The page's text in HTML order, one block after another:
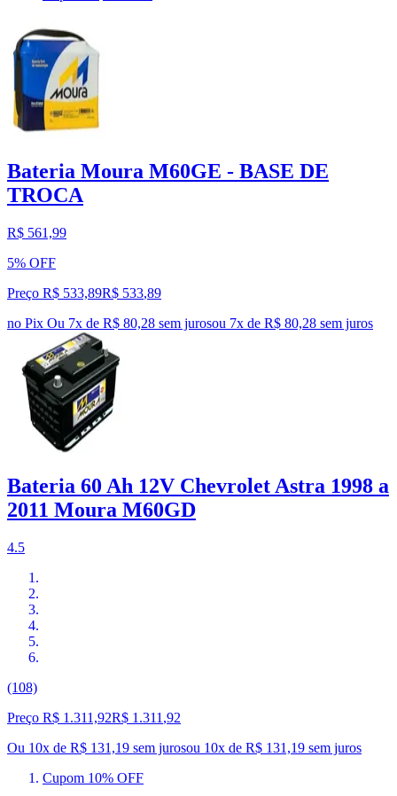
Bateria Moura M60GE - BASE DE
TROCA
R$ 561,99
5% OFF
Preço R$ 533,89R$ 533,89
no Pix Ou 7x de R$ 80,28 sem jurosou 7x de R$ 80,28 sem juros
Bateria 60 Ah 12V Chevrolet Astra 1998 a
2011 Moura M60GD
4.5
(108)
Preço R$ 1.311,92R$ 1.311 ,92
Ou 10x de R$ 131,19 sem jurosou 10x de R$ 131,19 sem juros
Cupom 10% OFF